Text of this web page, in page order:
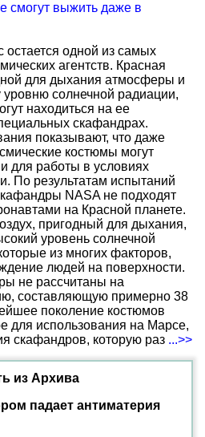
смогут выжить даже в
одной из самых
агентств. Красная
для дыхания атмосферы и
уровню солнечной радиации,
находиться на ее
скафандрах.
показывают, что даже
костюмы могут
для работы в условиях
По результатам испытаний
NASA не подходят
на Красной планете.
пригодный для дыхания,
уровень солнечной
из многих факторов,
людей на поверхности.
не рассчитаны на
составляющую примерно 38
поколение костюмов
для использования на Марсе,
скафандров, которую раз ...>>
из Архива
падает антиматерия